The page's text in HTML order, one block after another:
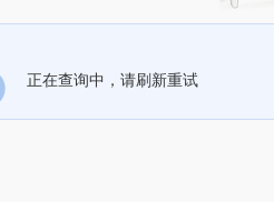
正在查询中，请刷新重试